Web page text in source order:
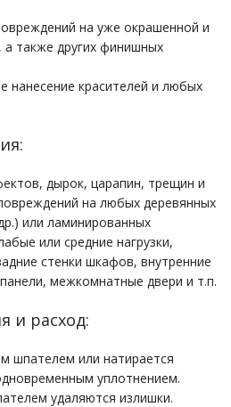
на уже окрашенной и
а также других финишных
красителей и любых
дырок, царапин, трещин и
на любых деревянных
или ламинированных
или средние нагрузки,
стенки шкафов, внутренние
межкомнатные двери и т.п.
и расход:
шпателем или натирается
уплотнением.
удаляются излишки.